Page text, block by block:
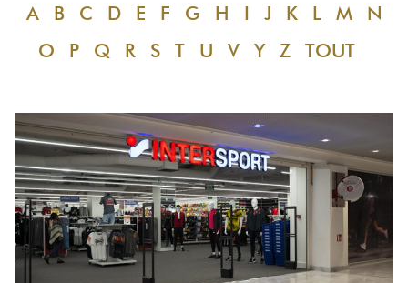
A B C D E F G H I J K L M
N
O
P Q R S T U V Y Z TOUT